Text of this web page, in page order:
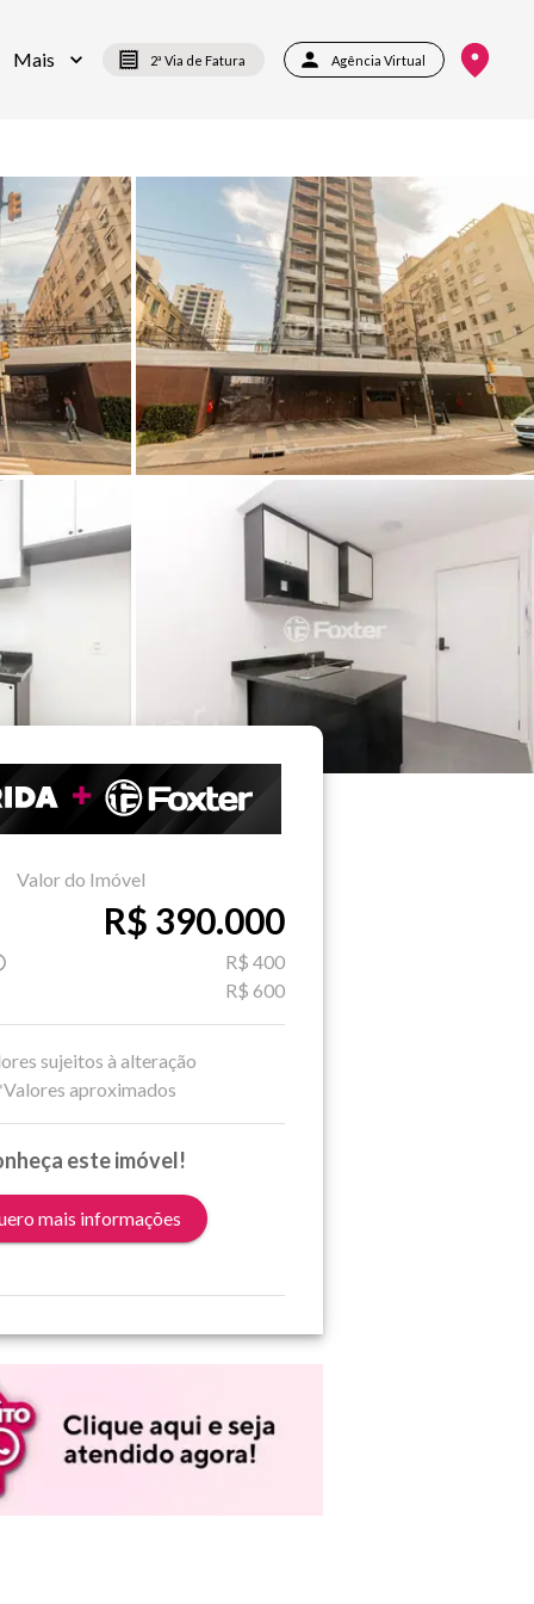
Mais 2ª Via de Fatura Agência Virtual
Valor do Imóvel
R$ 390.000
R$ 400
R$ 600
sujeitos à alteração
aproximados
este imóvel!
mais informações